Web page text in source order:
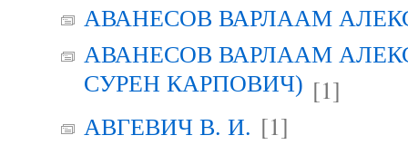
АВАНЕСОВ ВАРЛААМ
АВАНЕСОВ ВАРЛААМ
СУРЕН КАРПОВИЧ) [1]
АВГЕВИЧ В. И. [1]